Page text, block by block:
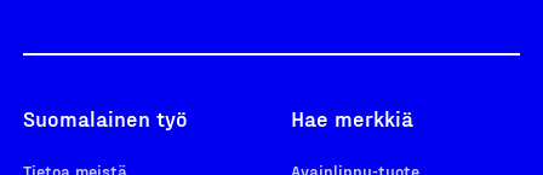
Suomalainen työ Hae merkkiä